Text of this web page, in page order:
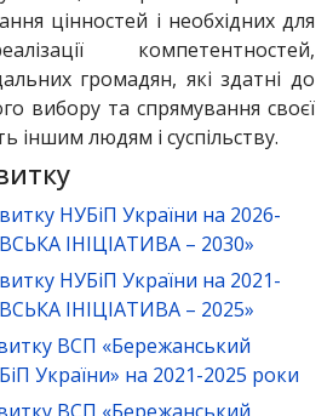
цінностей і необхідних для
компетентностей,
громадян, які здатні до
вибору та спрямування своєї
іншим людям і суспільству.
НУБіП України на 2026-
ІНІЦІАТИВА – 2030»
НУБіП України на 2021-
ІНІЦІАТИВА – 2025»
ВСП «Бережанський
України» на 2021-2025 роки